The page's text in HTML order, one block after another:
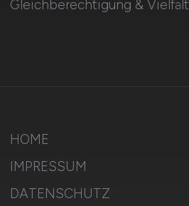
Gleichberechtigung & Vielfalt
HOME
IMPRESSUM
DATENSCHUTZ